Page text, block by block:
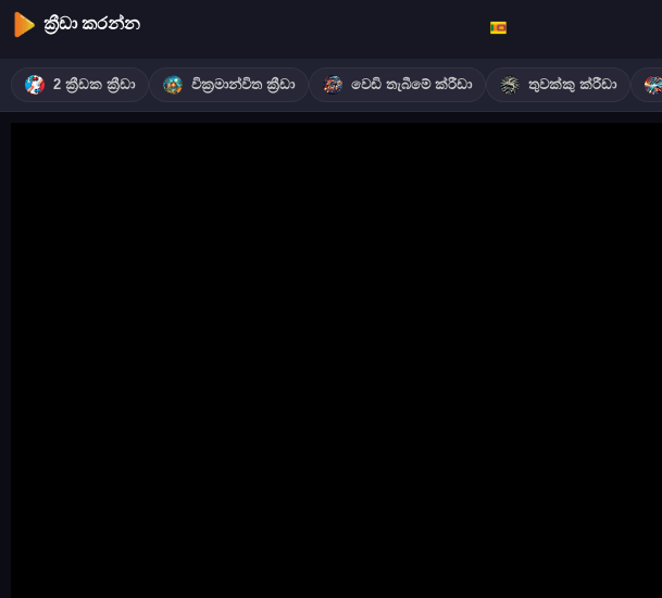
ක්‍රීඩා කරන්න
2 ක්‍රීඩක ක්‍රීඩා වික්‍රමාන්විත ක්‍රීඩා වෙඩි තැබීමේ ක්රීඩා තුවක්කු ක්රීඩා